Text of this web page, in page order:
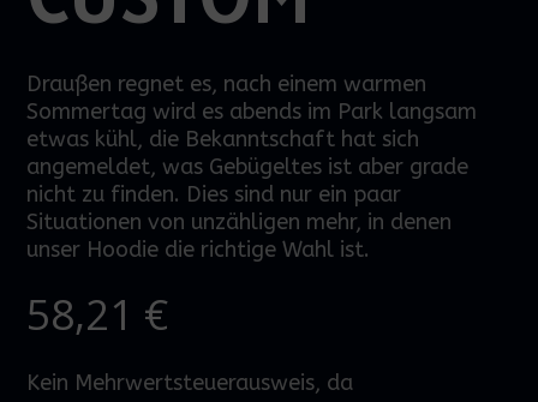
Draußen regnet es, nach einem warmen
Sommertag wird es abends im Park langsam
etwas kühl, die Bekanntschaft hat sich
angemeldet, was Gebügeltes ist aber grade
nicht zu finden. Dies sind nur ein paar
Situationen von unzähligen mehr, in denen
unser Hoodie die richtige Wahl ist.
58,21 €
Kein Mehrwertsteuerausweis, da